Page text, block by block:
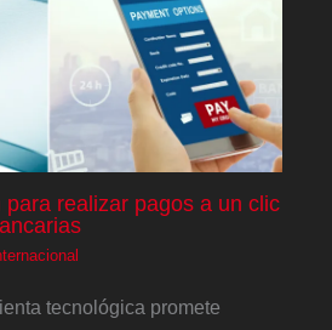
realizar pagos a un clic
tecnológica promete